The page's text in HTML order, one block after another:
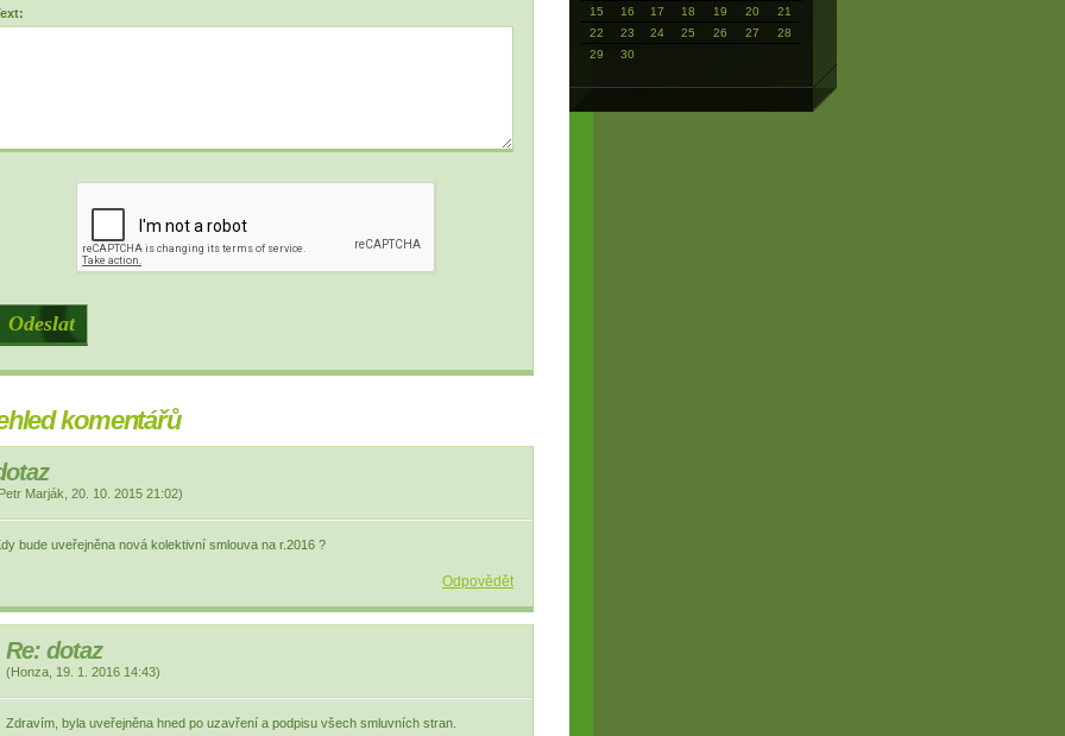
komentářů
Petr Marják 20. 10. 2015 21:02)
bude uveřejněna nová kolektivní smlouva na r.2016 ?
Odpovědět
Re: dotaz
(Honza 19. 1. 2016 14:43)
Zdravím, byla uveřejněna hned po uzavření a podpisu všech smluvních stran.
15
16 17 18 19 20
21
22
23 24 25 26 27
28
29
30